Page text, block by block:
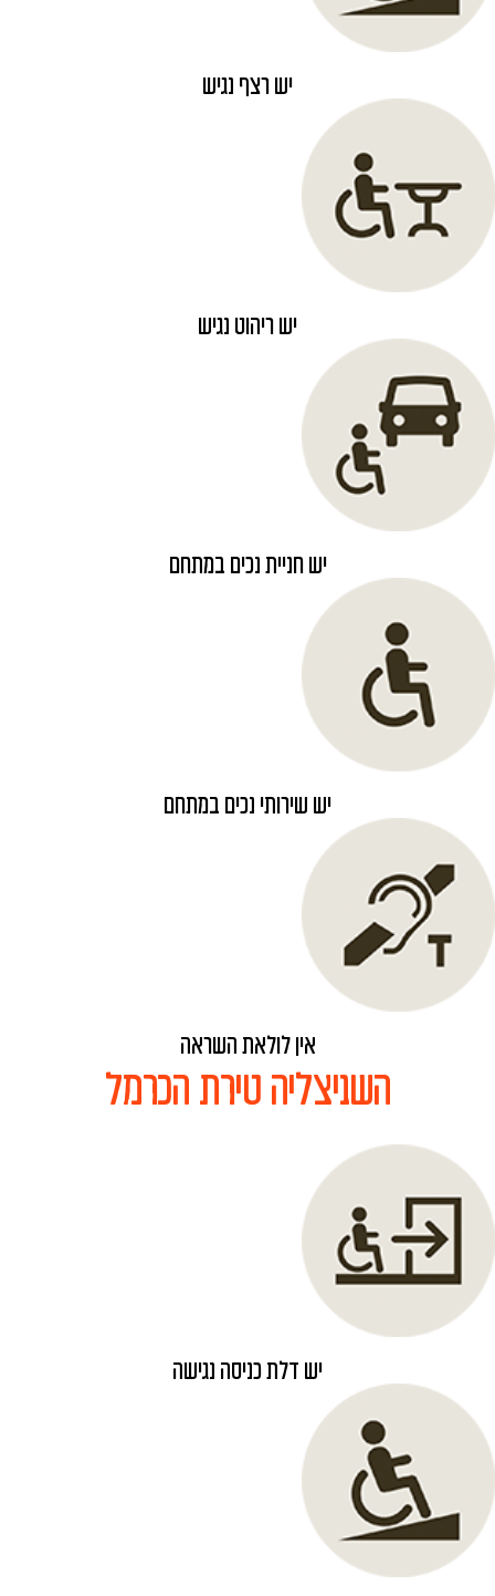
יש רצף נגיש
יש ריהוט נגיש
יש חניית נכים במתחם
יש שירותי נכים במתחם
אין לולאת השראה
השניצליה טירת הכרמל
יש דלת כניסה נגישה